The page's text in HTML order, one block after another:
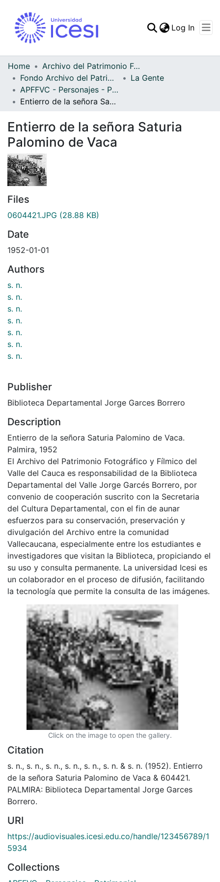
Statistics
Log In
Home
Archivo del Patrimonio Fotográfico y Fílmico del Valle del Cauca
Fondo Archivo del Patrimonio Fotográfico y Fílmico del Valle del Cauca
La Gente
APFFVC - Personajes - Patrimonial
Entierro de la señora Saturia Palomino de Vaca
Entierro de la señora Saturia
Palomino de Vaca
Files
0604421.JPG (28.88 KB)
Date
1952-01-01
Authors
s. n.
s. n.
s. n.
s. n.
s. n.
s. n.
s. n.
Publisher
Biblioteca Departamental Jorge Garces Borrero
Description
Entierro de la señora Saturia Palomino de Vaca.
Palmira, 1952
El Archivo del Patrimonio Fotográfico y Fílmico del
Valle del Cauca es responsabilidad de la Biblioteca
Departamental del Valle Jorge Garcés Borrero, por
convenio de cooperación suscrito con la Secretaria
del Cultura Departamental, con el fin de aunar
esfuerzos para su conservación, preservación y
divulgación del Archivo entre la comunidad
Vallecaucana, especialmente entre los estudiantes e
investigadores que visitan la Biblioteca, propiciando el
su uso y consulta permanente. La universidad Icesi es
un colaborador en el proceso de difusión, facilitando
la tecnología que permite la consulta de las imágenes.
Click on the image to open the gallery.
Citation
s. n., s. n., s. n., s. n., s. n., s. n. & s. n. (1952). Entierro
de la señora Saturia Palomino de Vaca & 604421.
PALMIRA: Biblioteca Departamental Jorge Garces
Borrero.
URI
https://audiovisuales.icesi.edu.co/handle/123456789/1
5934
Collections